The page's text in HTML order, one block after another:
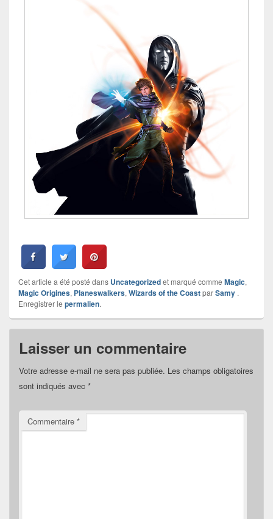
Cet article a été posté dans Uncategorizedet marqué comme Magic,
Magic Origines, Planeswalkers,Wizards of the CoastparSamy .
Enregistrer le permalien.
Laisser un commentaire
Votre adresse e-mail ne sera pas publiée. Les champs obligatoires
sont indiqués avec *
Commentaire *